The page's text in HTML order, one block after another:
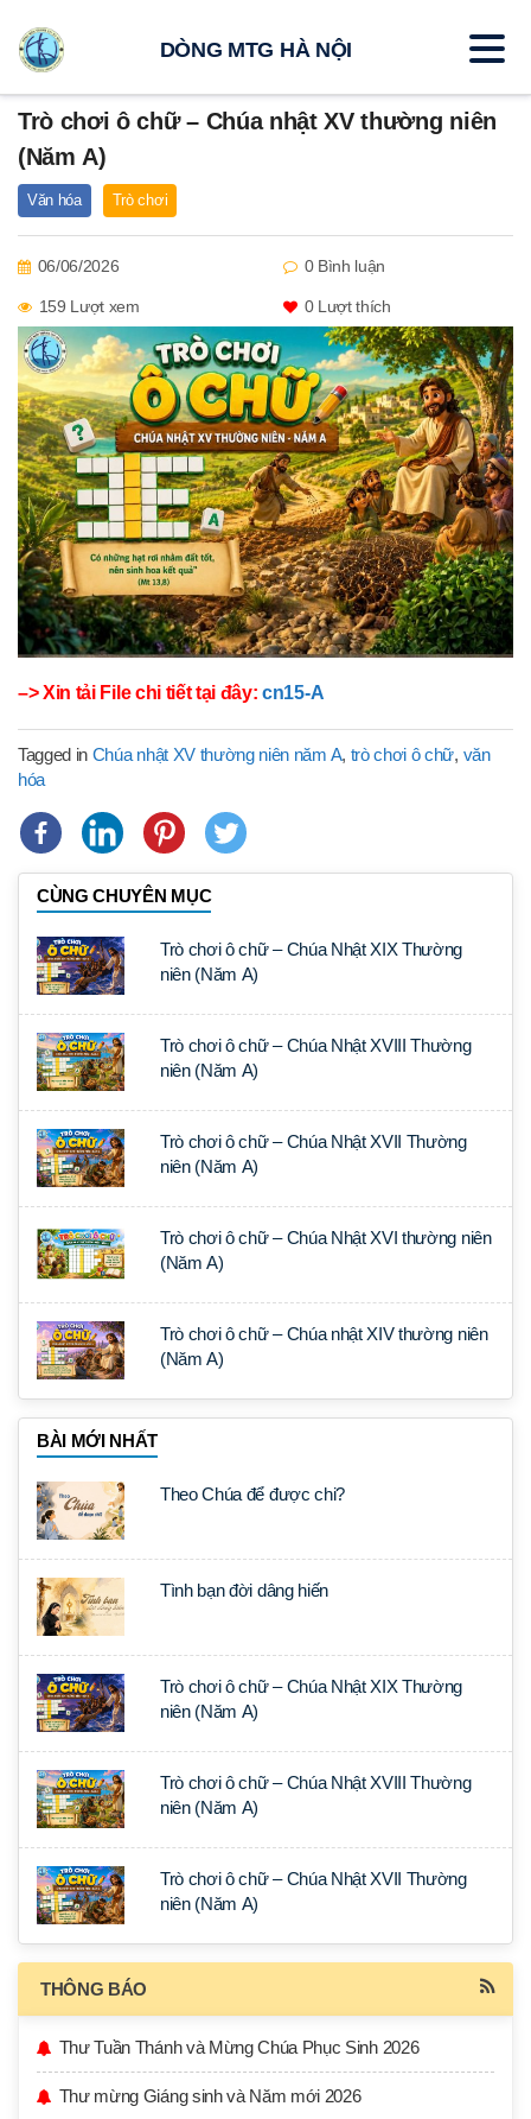
Trò chơi ô chữ – Chúa nhật XV thường niên
(Năm A)
Văn hóa Trò chơi
06/06/2026 0 Bình luận
159 Lượt xem 0Lượt thích
–> Xin tải File chi tiết tại đây:cn15-A
Tagged in Chúa nhật XV thường niên năm A, trò chơi ô chữ, văn
hóa
CÙNG CHUYÊN MỤC
Trò chơi ô chữ – Chúa Nhật XIX Thường
niên (Năm A)
Trò chơi ô chữ – Chúa Nhật XVIII Thường
niên (Năm A)
Trò chơi ô chữ – Chúa Nhật XVII Thường
niên (Năm A)
Trò chơi ô chữ – Chúa Nhật XVI thường niên
(Năm A)
Trò chơi ô chữ – Chúa nhật XIV thường niên
(Năm A)
BÀI MỚI NHẤT
Theo Chúa để được chi?
Tình bạn đời dâng hiến
Trò chơi ô chữ – Chúa Nhật XIX Thường
niên (Năm A)
Trò chơi ô chữ – Chúa Nhật XVIII Thường
niên (Năm A)
Trò chơi ô chữ – Chúa Nhật XVII Thường
niên (Năm A)
THÔNG BÁO
Thư Tuần Thánh và Mừng Chúa Phục Sinh 2026
Thư mừng Giáng sinh và Năm mới 2026
DÒNG MTG HÀ NỘI